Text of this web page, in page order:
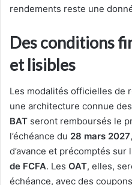
rendements reste une
Des conditions
et lisibles
Les modalités officielles de
une architecture connue
BAT seront remboursés le
l’échéance du 28 mars 2027
d’avance et précomptés sur
de FCFA. Les OAT, elles,
échéance, avec des